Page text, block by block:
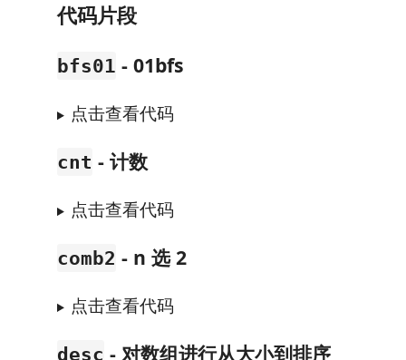
代码片段
bfs01 - 01bfs
点击查看代码
cnt - 计数
点击查看代码
comb2 - n 选 2
点击查看代码
desc - 对数组进行从大小到排序